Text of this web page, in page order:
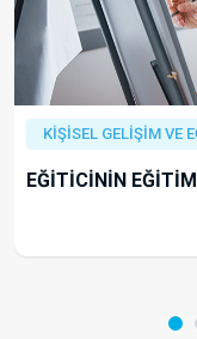
KİŞİSEL GELİŞİM VE
EĞİTİCİNİN